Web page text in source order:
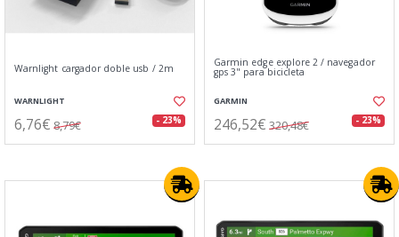
Warnlight cargador doble usb / 2m
WARNLIGHT
6,76€ 8,79€ - 23%
Garmin edge explore 2 / navegador
gps 3" para bicicleta
GARMIN
246,52€ 320,48€ - 23%